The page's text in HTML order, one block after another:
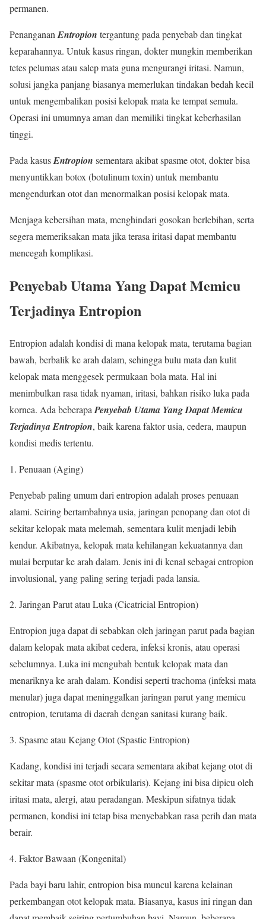
permanen.
Penanganan Entropion tergantung pada penyebab dan tingkat
keparahannya. Untuk kasus ringan, dokter mungkin memberikan
tetes pelumas atau salep mata guna mengurangi iritasi. Namun,
solusi jangka panjang biasanya memerlukan tindakan bedah kecil
untuk mengembalikan posisi kelopak mata ke tempat semula.
Operasi ini umumnya aman dan memiliki tingkat keberhasilan
tinggi.
Pada kasusEntropion sementara akibat spasme otot, dokter bisa
menyuntikkan botox (botulinum toxin) untuk membantu
mengendurkan otot dan menormalkan posisi kelopak mata.
Menjaga kebersihan mata, menghindari gosokan berlebihan, serta
segera memeriksakan mata jika terasa iritasi dapat membantu
mencegah komplikasi.
Penyebab Utama Yang Dapat Memicu
Terjadinya Entropion
Entropion adalah kondisi di mana kelopak mata, terutama bagian
bawah, berbalik ke arah dalam, sehingga bulu mata dan kulit
kelopak mata menggesek permukaan bola mata. Hal ini
menimbulkan rasa tidak nyaman, iritasi, bahkan risiko luka pada
kornea. Ada beberapa Penyebab Utama Yang Dapat Memicu
Terjadinya Entropion, baik karena faktor usia, cedera, maupun
kondisi medis tertentu.
Penuaan (Aging)
Penyebab paling umum dari entropion adalah proses penuaan
alami. Seiring bertambahnya usia, jaringan penopang dan otot di
sekitar kelopak mata melemah, sementara kulit menjadi lebih
kendur. Akibatnya, kelopak mata kehilangan kekuatannya dan
mulai berputar ke arah dalam. Jenis ini di kenal sebagai entropion
involusional, yang paling sering terjadi pada lansia.
Jaringan Parut atau Luka (Cicatricial Entropion)
Entropion juga dapat di sebabkan oleh jaringan parut pada bagian
dalam kelopak mata akibat cedera, infeksi kronis, atau operasi
sebelumnya. Luka ini mengubah bentuk kelopak mata dan
menariknya ke arah dalam. Kondisi seperti trachoma (infeksi mata
menular) juga dapat meninggalkan jaringan parut yang memicu
entropion, terutama di daerah dengan sanitasi kurang baik.
Spasme atau Kejang Otot (Spastic Entropion)
Kadang, kondisi ini terjadi secara sementara akibat kejang otot di
sekitar mata (spasme otot orbikularis). Kejang ini bisa dipicu oleh
iritasi mata, alergi, atau peradangan. Meskipun sifatnya tidak
permanen, kondisi ini tetap bisa menyebabkan rasa perih dan mata
berair.
Faktor Bawaan (Kongenital)
Pada bayi baru lahir, entropion bisa muncul karena kelainan
perkembangan otot kelopak mata. Biasanya, kasus ini ringan dan